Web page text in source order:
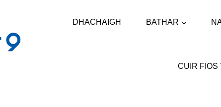
DHACHAIGH BATHAR
CUIR FIOS